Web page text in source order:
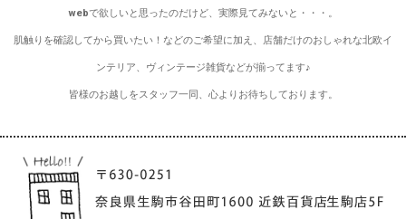
webで欲しいと思ったのだけど、実際見てみないと・・・。
肌触りを確認してから買いたい！などのご希望に加え、店舗だけのおしゃれな北欧イ
ンテリア、ヴィンテージ雑貨などが揃ってます♪
皆様のお越しをスタッフ一同、心よりお待ちしております。